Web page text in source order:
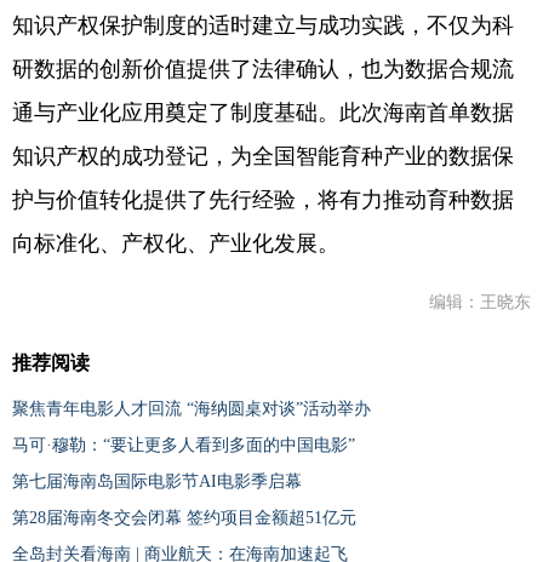
知识产权保护制度的适时建立与成功实践，不仅为科
研数据的创新价值提供了法律确认，也为数据合规流
通与产业化应用奠定了制度基础。此次海南首单数据
知识产权的成功登记，为全国智能育种产业的数据保
护与价值转化提供了先行经验，将有力推动育种数据
向标准化、产权化、产业化发展。
编辑：王晓东
推荐阅读
聚焦青年电影人才回流 “海纳圆桌对谈”活动举办
马可·穆勒：“要让更多人看到多面的中国电影”
第七届海南岛国际电影节AI电影季启幕
第28届海南冬交会闭幕 签约项目金额超51亿元
全岛封关看海南 | 商业航天：在海南加速起飞